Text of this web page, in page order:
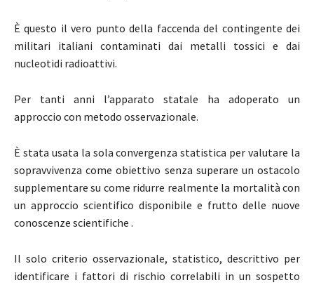
È questo il vero punto della faccenda del contingente dei
militari italiani contaminati dai metalli tossici e dai
nucleotidi radioattivi.
Per tanti anni l’apparato statale ha adoperato un
approccio con metodo osservazionale.
È stata usata la sola convergenza statistica per valutare la
sopravvivenza come obiettivo senza superare un ostacolo
supplementare su come ridurre realmente la mortalità con
un approccio scientifico disponibile e frutto delle nuove
conoscenze scientifiche .
Il solo criterio osservazionale, statistico, descrittivo per
identificare i fattori di rischio correlabili in un sospetto